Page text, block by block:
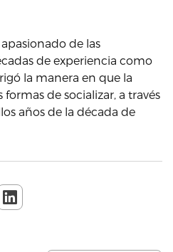
de las
de experiencia como
la manera en que la
de socializar, a través
años de la década de